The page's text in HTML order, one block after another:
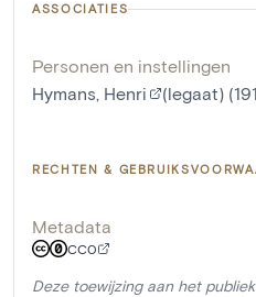
ASSOCIATIES
Personen en instellingen
Hymans, Henri
(legaat)
RECHTEN &
Metadata
CC0
Deze toewijzing aan het